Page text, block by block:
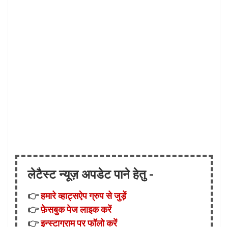
लेटैस्ट न्यूज़ अपडेट पाने हेतु -
👉हमारे व्हाट्सऐप ग्रुप से जुड़ें
👉फ़ेसबुक पेज लाइक करें
👉इन्स्टाग्राम पर फॉलो करें